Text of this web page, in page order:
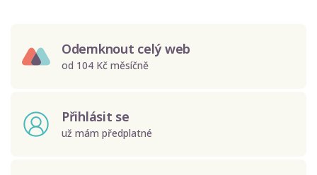
Odemknout celý web
od 104 Kč měsíčně
Přihlásit se
už mám předplatné